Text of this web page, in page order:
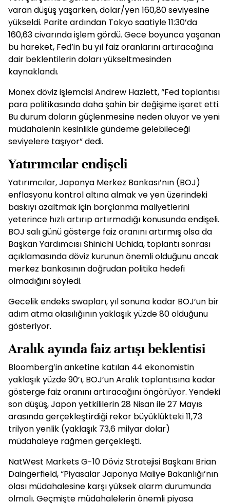
varan düşüş yaşarken, dolar/yen 160,80 seviyesine
yükseldi. Parite ardından Tokyo saatiyle 11:30’da
160,63 civarında işlem gördü. Gece boyunca yaşanan
bu hareket, Fed’in bu yıl faiz oranlarını artıracağına
dair beklentilerin doları yükseltmesinden
kaynaklandı.
Monex döviz işlemcisi Andrew Hazlett, “Fed toplantısı
para politikasında daha şahin bir değişime işaret etti.
Bu durum doların güçlenmesine neden oluyor ve yeni
müdahalenin kesinlikle gündeme gelebileceği
seviyelere taşıyor” dedi.
Yatırımcılar endişeli
Yatırımcılar, Japonya Merkez Bankası’nın (BOJ)
enflasyonu kontrol altına almak ve yen üzerindeki
baskıyı azaltmak için borçlanma maliyetlerini
yeterince hızlı artırıp artırmadığı konusunda endişeli.
BOJ salı günü gösterge faiz oranını artırmış olsa da
Başkan Yardımcısı Shinichi Uchida, toplantı sonrası
açıklamasında döviz kurunun önemli olduğunu ancak
merkez bankasının doğrudan politika hedefi
olmadığını söyledi.
Gecelik endeks swapları, yıl sonuna kadar BOJ’un bir
adım atma olasılığının yaklaşık yüzde 80 olduğunu
gösteriyor.
Aralık ayında faiz artışı beklentisi
Bloomberg’in anketine katılan 44 ekonomistin
yaklaşık yüzde 90’ı, BOJ’un Aralık toplantısına kadar
gösterge faiz oranını artıracağını öngörüyor. Yendeki
son düşüş, Japon yetkililerin 28 Nisan ile 27 Mayıs
arasında gerçekleştirdiği rekor büyüklükteki 11,73
trilyon yenlik (yaklaşık 73,6 milyar dolar)
müdahaleye rağmen gerçekleşti.
NatWest Markets G-10 Döviz Stratejisi Başkanı Brian
Daingerfield, “Piyasalar Japonya Maliye Bakanlığı’nın
olası müdahalesine karşı yüksek alarm durumunda
olmalı. Geçmişte müdahalelerin önemli piyasa